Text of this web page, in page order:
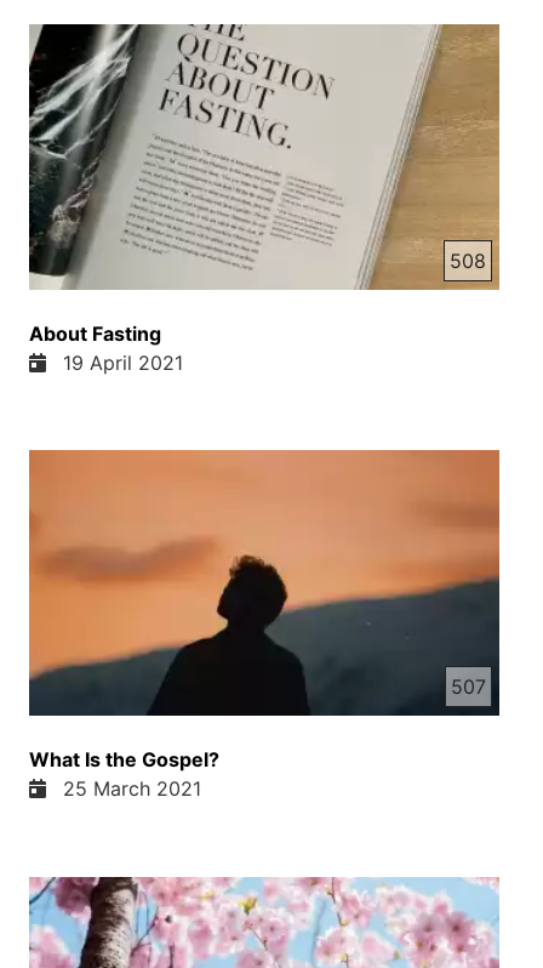
508
About Fasting
19 April 2021
507
What Is the Gospel?
25 March 2021